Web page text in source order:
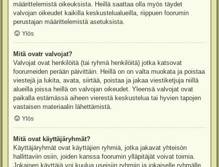
määrittelemistä oikeuksista. Heillä saattaa olla myös täydet
valvojan oikeudet kaikilla keskustelualueilla, riippuen foorumin
perustajan määrittelemistä asetuksista.
Ylös
Mitä ovatr valvojat?
Valvojat ovat henkilöitä (tai ryhmä henkilöitä) jotka katsovat
foorumeiden perään päivittäin. Heillä on on valta muokata ja poistaa
viestejä ja lukita, avata, siirtää, poistaa ja jakaa viestiketjuja niillä
alueilla joissa heillä on valvojan oikeudet. Yleensä valvojat ovat
paikalla estämässä aiheen vierestä keskustelua tai hyvien tapojen
vastaisen materiaalin lähettämistä.
Ylös
Mitä ovat käyttäjäryhmät?
Käyttäjäryhmät ovat käyttäjien ryhmiä, jotka jakavat yhteisön
hallittaviin osiin, joiden kanssa foorumin ylläpitäjät voivat toimia.
Jokainen käyttäjä voi kuulua useisiin ryhmiin ja jokaiselle ryhmälle